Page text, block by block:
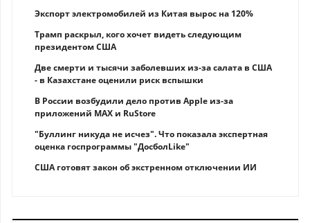
Экспорт электромобилей из Китая вырос на 120%
Трамп раскрыл, кого хочет видеть следующим
президентом США
Две смерти и тысячи заболевших из-за салата в США
- в Казахстане оценили риск вспышки
В России возбудили дело против Apple из-за
приложений MAX и RuStore
"Буллинг никуда не исчез". Что показала экспертная
оценка госпрограммы "ДосболLike"
США готовят закон об экстренном отключении ИИ